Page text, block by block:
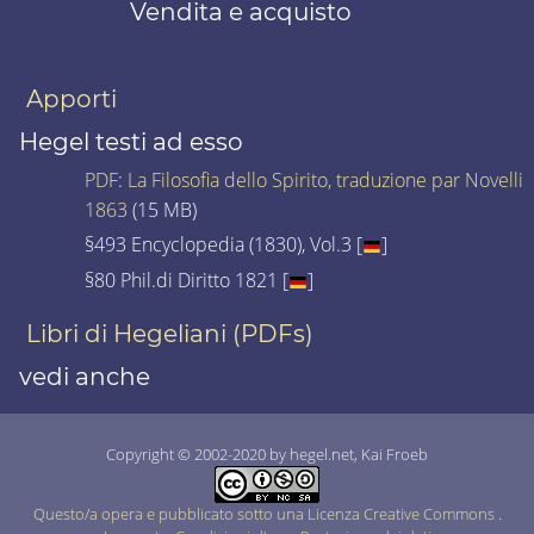
Vendita e acquisto
Apporti
Hegel testi ad esso
PDF: La Filosofia dello Spirito, traduzione par Novelli
1863 (15 MB)
§493 Encyclopedia (1830), Vol.3 [
]
§80 Phil.di Diritto 1821 [
]
Libri di Hegeliani (PDFs)
vedi anche
Copyright © 2002-2020 by hegel.net, Kai Froeb
Questo/a opera e pubblicato sotto una Licenza Creative Commons .